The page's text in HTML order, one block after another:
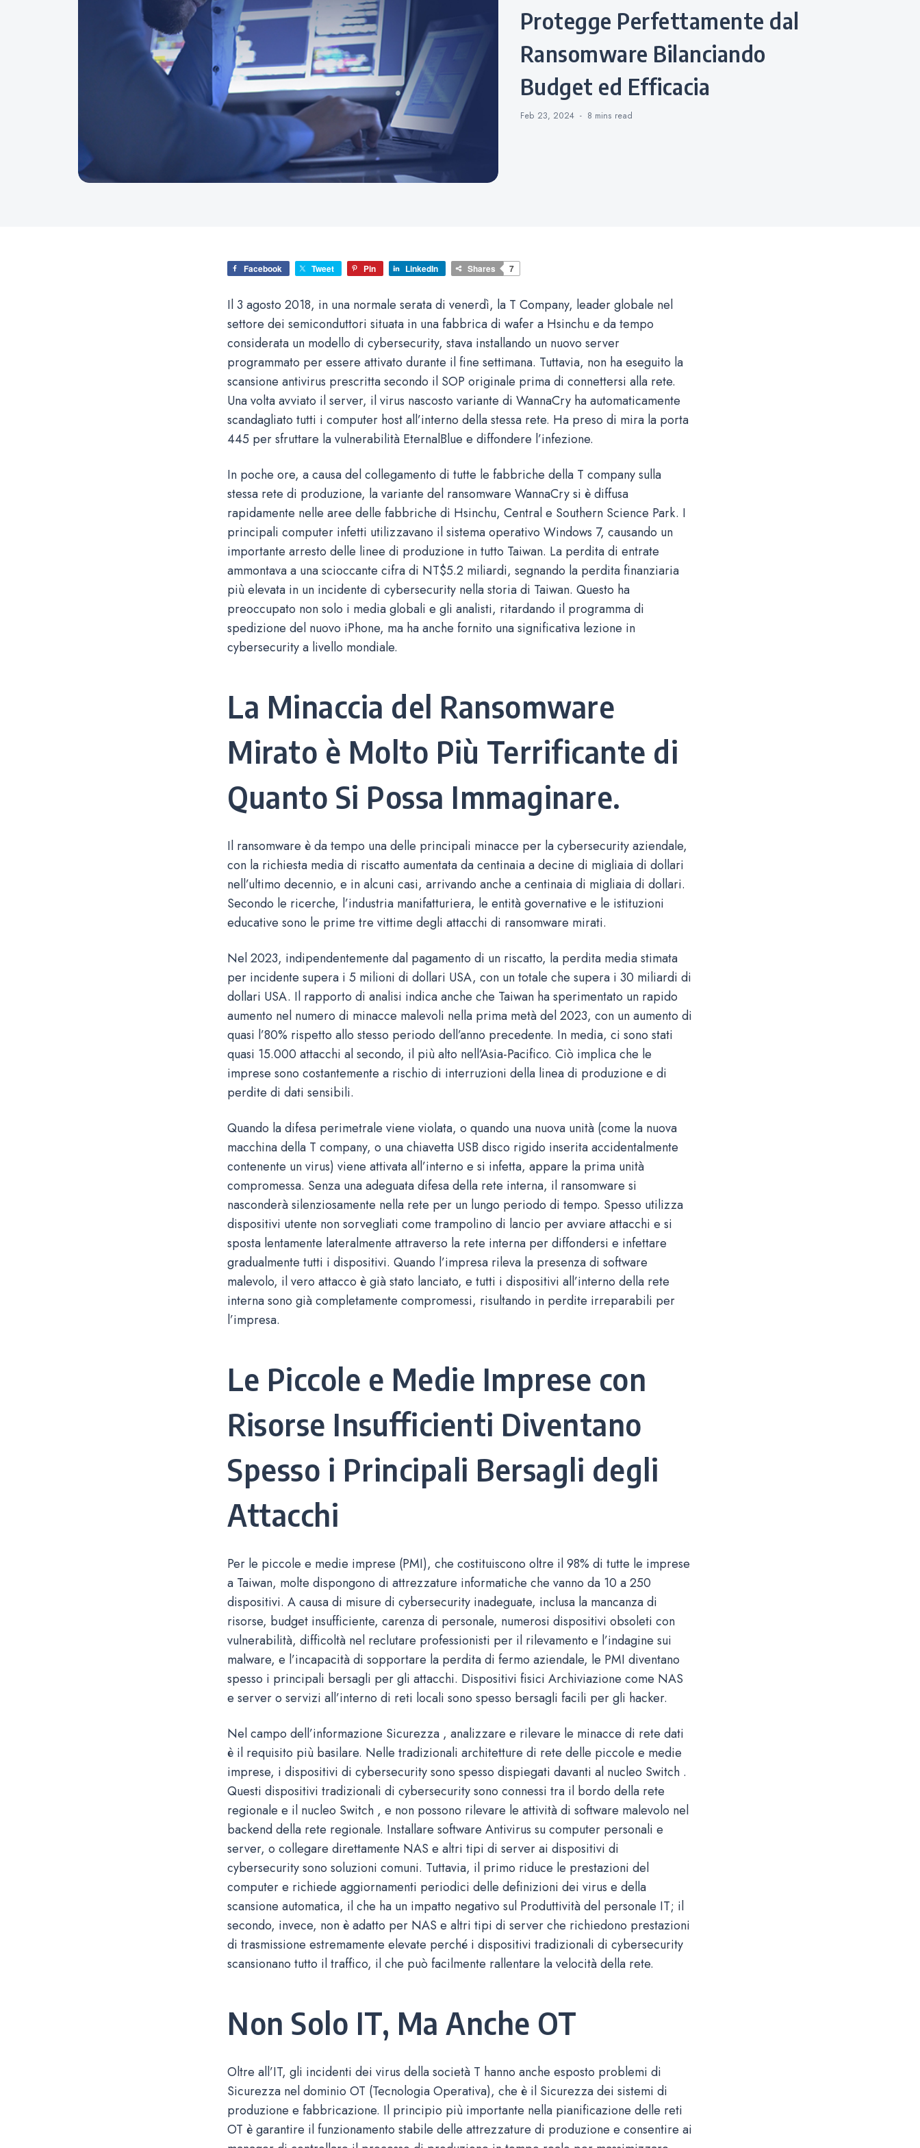
Protegge Perfettamente dal
Ransomware Bilanciando
Budget ed Efficacia
Feb 23, 2024 8 mins read
Facebook Tweet Pin LinkedIn Shares 7
Il 3 agosto 2018, in una normale serata di venerdì, la T Company, leader globale nel
settore dei semiconduttori situata in una fabbrica di wafer a Hsinchu e da tempo
considerata un modello di cybersecurity, stava installando un nuovo server
programmato per essere attivato durante il fine settimana. Tuttavia, non ha eseguito la
scansione antivirus prescritta secondo il SOP originale prima di connettersi alla rete.
Una volta avviato il server, il virus nascosto variante di WannaCry ha automaticamente
scandagliato tutti i computer host all’interno della stessa rete. Ha preso di mira la porta
445 per sfruttare la vulnerabilità EternalBlue e diffondere l’infezione.
In poche ore, a causa del collegamento di tutte le fabbriche della T company sulla
stessa rete di produzione, la variante del ransomware WannaCry si è diffusa
rapidamente nelle aree delle fabbriche di Hsinchu, Central e Southern Science Park. I
principali computer infetti utilizzavano il sistema operativo Windows 7, causando un
importante arresto delle linee di produzione in tutto Taiwan. La perdita di entrate
ammontava a una scioccante cifra di NT$5.2 miliardi, segnando la perdita finanziaria
più elevata in un incidente di cybersecurity nella storia di Taiwan. Questo ha
preoccupato non solo i media globali e gli analisti, ritardando il programma di
spedizione del nuovo iPhone, ma ha anche fornito una significativa lezione in
cybersecurity a livello mondiale.
La Minaccia del Ransomware
Mirato è Molto Più Terrificante di
Quanto Si Possa Immaginare.
Il ransomware è da tempo una delle principali minacce per la cybersecurity aziendale,
con la richiesta media di riscatto aumentata da centinaia a decine di migliaia di dollari
nell’ultimo decennio, e in alcuni casi, arrivando anche a centinaia di migliaia di dollari.
Secondo le ricerche, l’industria manifatturiera, le entità governative e le istituzioni
educative sono le prime tre vittime degli attacchi di ransomware mirati.
Nel 2023, indipendentemente dal pagamento di un riscatto, la perdita media stimata
per incidente supera i 5 milioni di dollari USA, con un totale che supera i 30 miliardi di
dollari USA. Il rapporto di analisi indica anche che Taiwan ha sperimentato un rapido
aumento nel numero di minacce malevoli nella prima metà del 2023, con un aumento di
quasi l’80% rispetto allo stesso periodo dell’anno precedente. In media, ci sono stati
quasi 15.000 attacchi al secondo, il più alto nell’Asia-Pacifico. Ciò implica che le
imprese sono costantemente a rischio di interruzioni della linea di produzione e di
perdite di dati sensibili.
Quando la difesa perimetrale viene violata, o quando una nuova unità (come la nuova
macchina della T company, o una chiavetta USB disco rigido inserita accidentalmente
contenente un virus) viene attivata all’interno e si infetta, appare la prima unità
compromessa. Senza una adeguata difesa della rete interna, il ransomware si
nasconderà silenziosamente nella rete per un lungo periodo di tempo. Spesso utilizza
dispositivi utente non sorvegliati come trampolino di lancio per avviare attacchi e si
sposta lentamente lateralmente attraverso la rete interna per diffondersi e infettare
gradualmente tutti i dispositivi. Quando l’impresa rileva la presenza di software
malevolo, il vero attacco è già stato lanciato, e tutti i dispositivi all’interno della rete
interna sono già completamente compromessi, risultando in perdite irreparabili per
l’impresa.
Le Piccole e Medie Imprese con
Risorse Insufficienti Diventano
Spesso i Principali Bersagli degli
Attacchi
Per le piccole e medie imprese (PMI), che costituiscono oltre il 98% di tutte le imprese
a Taiwan, molte dispongono di attrezzature informatiche che vanno da 10 a 250
dispositivi. A causa di misure di cybersecurity inadeguate, inclusa la mancanza di
risorse, budget insufficiente, carenza di personale, numerosi dispositivi obsoleti con
vulnerabilità, difficoltà nel reclutare professionisti per il rilevamento e l’indagine sui
malware, e l’incapacità di sopportare la perdita di fermo aziendale, le PMI diventano
spesso i principali bersagli per gli attacchi. Dispositivi fisici Archiviazione come NAS
e server o servizi all’interno di reti locali sono spesso bersagli facili per gli hacker.
Nel campo dell’informazione Sicurezza , analizzare e rilevare le minacce di rete dati
è il requisito più basilare. Nelle tradizionali architetture di rete delle piccole e medie
imprese, i dispositivi di cybersecurity sono spesso dispiegati davanti al nucleo Switch .
Questi dispositivi tradizionali di cybersecurity sono connessi tra il bordo della rete
regionale e il nucleo Switch , e non possono rilevare le attività di software malevolo nel
backend della rete regionale. Installare software Antivirus su computer personali e
server, o collegare direttamente NAS e altri tipi di server ai dispositivi di
cybersecurity sono soluzioni comuni. Tuttavia, il primo riduce le prestazioni del
computer e richiede aggiornamenti periodici delle definizioni dei virus e della
scansione automatica, il che ha un impatto negativo sul Produttività del personale IT; il
secondo, invece, non è adatto per NAS e altri tipi di server che richiedono prestazioni
di trasmissione estremamente elevate perché i dispositivi tradizionali di cybersecurity
scansionano tutto il traffico, il che può facilmente rallentare la velocità della rete.
Non Solo IT, Ma Anche OT
Oltre all’IT, gli incidenti dei virus della società T hanno anche esposto problemi di
Sicurezza nel dominio OT (Tecnologia Operativa), che è il Sicurezza dei sistemi di
produzione e fabbricazione. Il principio più importante nella pianificazione delle reti
OT è garantire il funzionamento stabile delle attrezzature di produzione e consentire ai